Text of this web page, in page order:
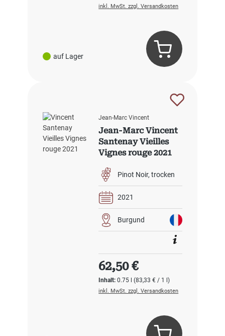
auf Lager
inkl. MwSt. zzgl. Versandkosten
Jean-Marc Vincent
Jean-Marc Vincent
Santenay Vieilles
Vignes rouge 2021
Pinot Noir trocken
2021
Burgund
Inhalt:0.75 l(83,33 € / 1 l)
Regulärer Preis:
62,50 €
inkl. MwSt. zzgl. Versandkosten